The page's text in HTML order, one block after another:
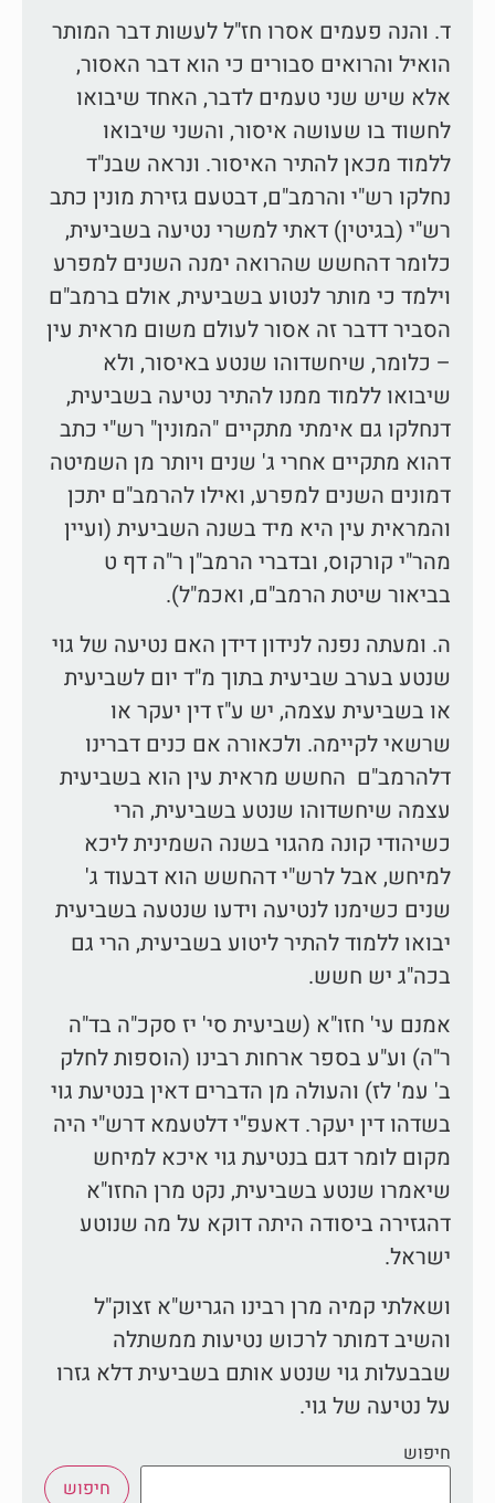
ד. והנה פעמים אסרו חז"ל לעשות דבר המותר
הואיל והרואים סבורים כי הוא דבר האסור,
אלא שיש שני טעמים לדבר, האחד שיבואו
לחשוד בו שעושה איסור, והשני שיבואו
ללמוד מכאן להתיר האיסור. ונראה שבנ"ד
נחלקו רש"י והרמב"ם, דבטעם גזירת מונין כתב
רש"י (בגיטין) דאתי למשרי נטיעה בשביעית,
כלומר דהחשש שהרואה ימנה השנים למפרע
וילמד כי מותר לנטוע בשביעית, אולם ברמב"ם
הסביר דדבר זה אסור לעולם משום מראית עין
– כלומר, שיחשדוהו שנטע באיסור, ולא
שיבואו ללמוד ממנו להתיר נטיעה בשביעית,
דנחלקו גם אימתי מתקיים "המונין" רש"י כתב
דהוא מתקיים אחרי ג' שנים ויותר מן השמיטה
דמונים השנים למפרע, ואילו להרמב"ם יתכן
והמראית עין היא מיד בשנה השביעית (ועיין
מהר"י קורקוס, ובדברי הרמב"ן ר"ה דף ט
בביאור שיטת הרמב"ם, ואכמ"ל).
ה. ומעתה נפנה לנידון דידן האם נטיעה של גוי
שנטע בערב שביעית בתוך מ"ד יום לשביעית
או בשביעית עצמה, יש ע"ז דין יעקר או
שרשאי לקיימה. ולכאורה אם כנים דברינו
דלהרמב"ם החשש מראית עין הוא בשביעית
עצמה שיחשדוהו שנטע בשביעית, הרי
כשיהודי קונה מהגוי בשנה השמינית ליכא
למיחש, אבל לרש"י דהחשש הוא דבעוד ג'
שנים כשימנו לנטיעה וידעו שנטעה בשביעית
יבואו ללמוד להתיר ליטוע בשביעית, הרי גם
בכה"ג יש חשש.
אמנם עי' חזו"א (שביעית סי' יז סקכ"ה בד"ה
ר"ה) וע"ע בספר ארחות רבינו (הוספות לחלק
ב' עמ' לז) והעולה מן הדברים דאין בנטיעת גוי
בשדהו דין יעקר. דאעפ"י דלטעמא דרש"י היה
מקום לומר דגם בנטיעת גוי איכא למיחש
שיאמרו שנטע בשביעית, נקט מרן החזו"א
דהגזירה ביסודה היתה דוקא על מה שנוטע
ישראל.
ושאלתי קמיה מרן רבינו הגריש"א זצוק"ל
והשיב דמותר לרכוש נטיעות ממשתלה
שבבעלות גוי שנטע אותם בשביעית דלא גזרו
על נטיעה של גוי.
חיפוש
חיפוש